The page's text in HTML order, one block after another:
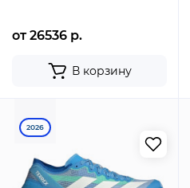
от 26536 р.
В корзину
2026